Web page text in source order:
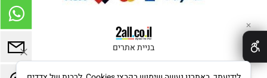
בניית אתרים
✕